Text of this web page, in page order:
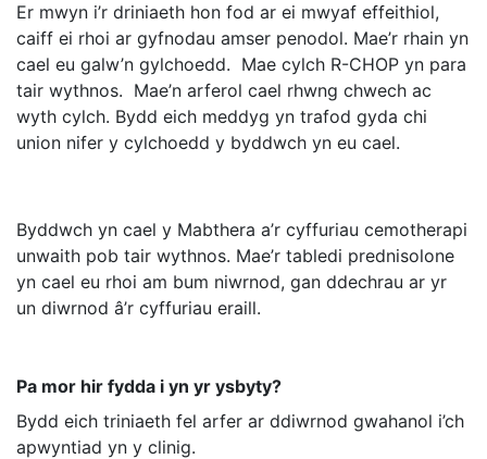
Er mwyn i’r driniaeth hon fod ar ei mwyaf effeithiol,
caiff ei rhoi ar gyfnodau amser penodol. Mae’r rhain yn
cael eu galw’n gylchoedd. Mae cylch R-CHOP yn para
tair wythnos. Mae’n arferol cael rhwng chwech ac
wyth cylch. Bydd eich meddyg yn trafod gyda chi
union nifer y cylchoedd y byddwch yn eu cael.
Byddwch yn cael y Mabthera a’r cyffuriau cemotherapi
unwaith pob tair wythnos. Mae’r tabledi prednisolone
yn cael eu rhoi am bum niwrnod, gan ddechrau ar yr
un diwrnod â’r cyffuriau eraill.
Pa mor hir fydda i yn yr ysbyty?
Bydd eich triniaeth fel arfer ar ddiwrnod gwahanol i’ch
apwyntiad yn y clinig.